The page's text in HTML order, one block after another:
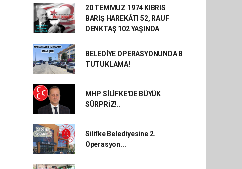
20 TEMMUZ 1974 KIBRIS
BARIŞ HAREKÂTI 52, RAUF
DENKTAŞ 102 YAŞINDA
BELEDİYE OPERASYONUNDA 8
TUTUKLAMA!
MHP SİLİFKE'DE BÜYÜK
SÜRPRİZ!..
Silifke Belediyesine 2.
Operasyon...